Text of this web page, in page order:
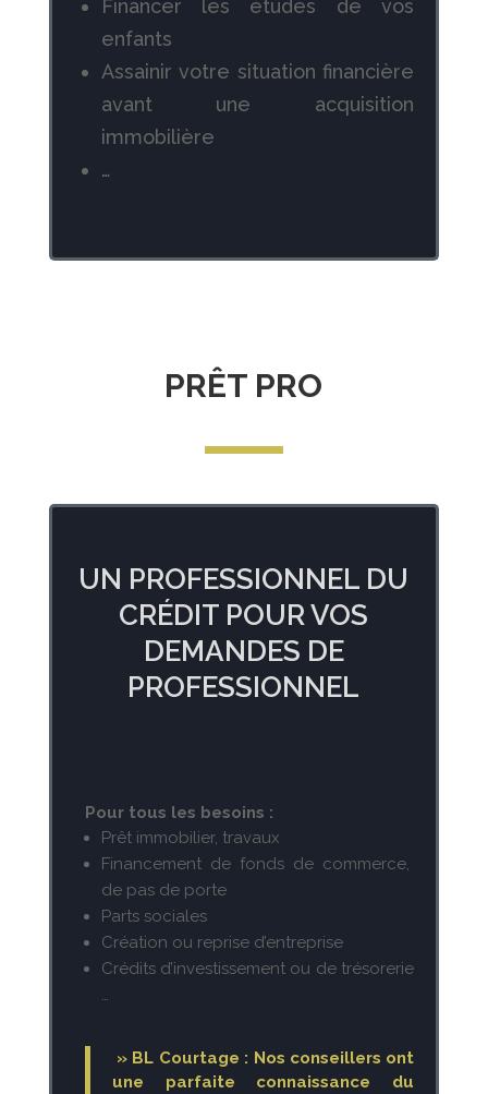
Financer les études de vos
enfants
Assainir votre situation financière
avant une acquisition
immobilière
…
PRÊT PRO
UN PROFESSIONNEL DU
CRÉDIT POUR VOS
DEMANDES DE
PROFESSIONNEL
Pour tous les besoins :
Prêt immobilier, travaux
Financement de fonds de commerce,
de pas de porte
Parts sociales
Création ou reprise d’entreprise
Crédits d’investissement ou de trésorerie
…
» BL Courtage : Nos conseillers ont
une parfaite connaissance du